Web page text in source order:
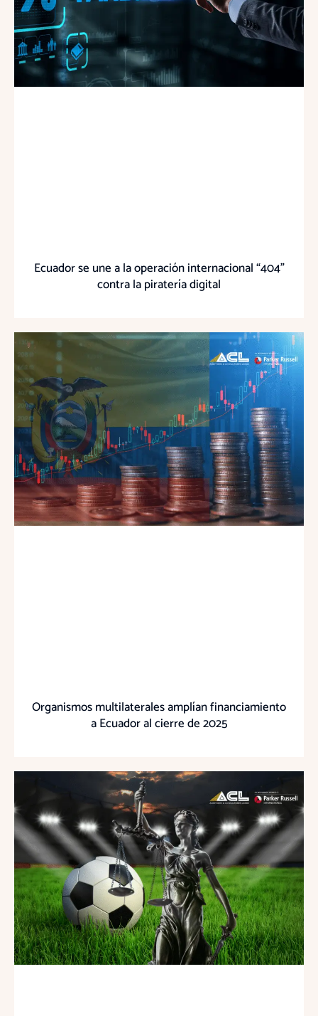
Ecuador se une a la operación internacional “404”
contra la piratería digital
Organismos multilaterales amplían financiamiento
a Ecuador al cierre de 2025